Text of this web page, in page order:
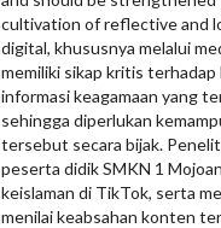
cultivation of reflective and
digital, khususnya melalui
memiliki sikap kritis
informasi keagamaan yang
sehingga diperlukan
tersebut secara bijak.
peserta didik SMKN 1
keislaman di TikTok, serta
menilai keabsahan konten